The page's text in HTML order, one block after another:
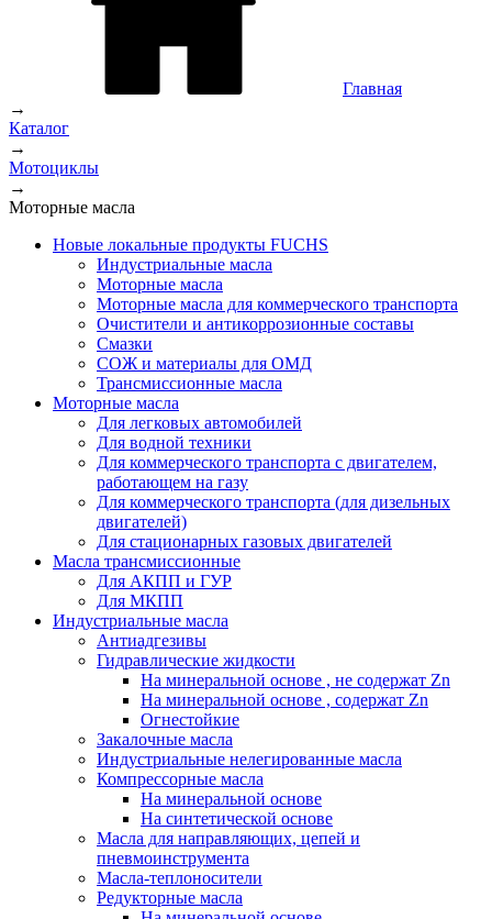
Главная
→
Каталог
→
Мотоциклы
→
Моторные масла
Новые локальные продукты FUCHS
Индустриальные масла
Моторные масла
Моторные масла для коммерческого транспорта
Очистители и антикоррозионные составы
Смазки
СОЖ и материалы для ОМД
Трансмиссионные масла
Моторные масла
Для легковых автомобилей
Для водной техники
Для коммерческого транспорта с двигателем,
работающем на газу
Для коммерческого транспорта (для дизельных
двигателей)
Для стационарных газовых двигателей
Масла трансмиссионные
Для АКПП и ГУР
Для МКПП
Индустриальные масла
Антиадгезивы
Гидравлические жидкости
На минеральной основе , не содержат Zn
На минеральной основе , содержат Zn
Огнестойкие
Закалочные масла
Индустриальные нелегированные масла
Компрессорные масла
На минеральной основе
На синтетической основе
Масла для направляющих, цепей и
пневмоинструмента
Масла-теплоносители
Редукторные масла